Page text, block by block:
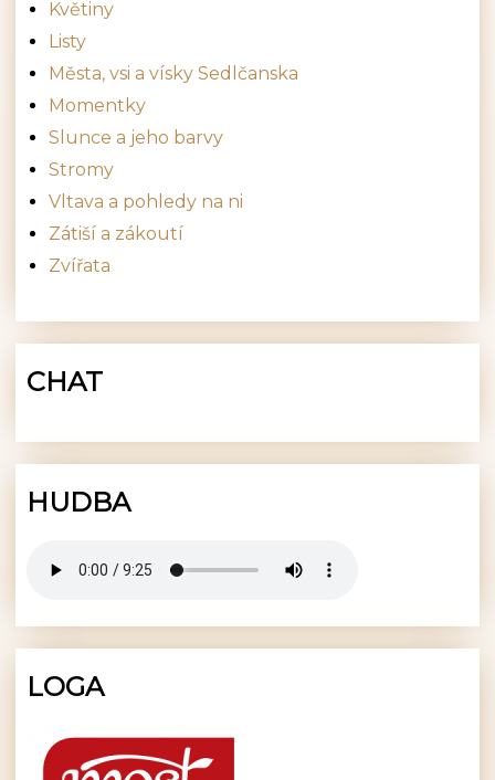
Květiny
Listy
Města, vsi a vísky Sedlčanska
Momentky
Slunce a jeho barvy
Stromy
Vltava a pohledy na ni
Zátiší a zákoutí
Zvířata
CHAT
HUDBA
LOGA